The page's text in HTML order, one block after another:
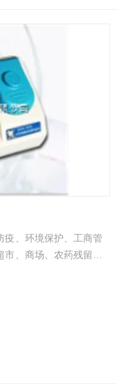
疫、环境保护、工商管
、商场、农药残留监